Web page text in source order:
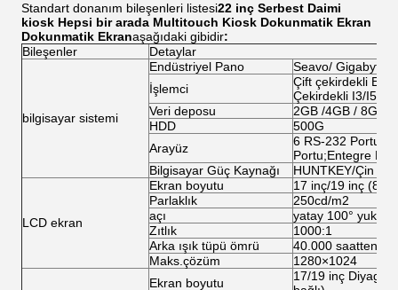
Standart donanım bileşenleri listesi22 inç Serbest Daimi
kiosk Hepsi bir arada Multitouch Kiosk Dokunmatik Ekran
Dokunmatik Ekranaşağıdaki gibidir:
Bileşenler
Detaylar
bilgisayar sistemi
Endüstriyel Pano
Seavo/ Gigabyte/
İşlemci
Çift çekirdekli
Çekirdekli I3/I5/I7
Veri deposu
2GB /4GB / 8GB
HDD
500G
Arayüz
6 RS-232 Portu;1
Portu;Entegre Net
Bilgisayar Güç Kaynağı
HUNTKEY/Çin
LCD ekran
Ekran boyutu
17 inç/19 inç (8
Parlaklık
250cd/m2
açı
yatay 100°
Zıtlık
1000:1
Arka ışık tüpü ömrü
40.000 saatten
Maks.çözüm
1280×1024
Ekran boyutu
17/19 inç